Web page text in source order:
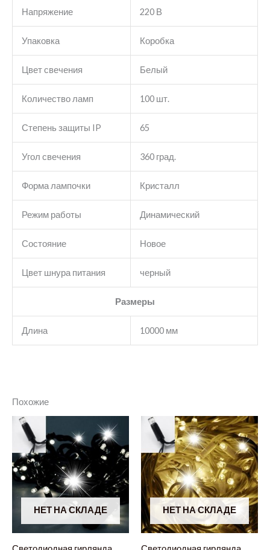
Напряжение 220 В
Упаковка Коробка
Цвет свечения Белый
Количество ламп 100 шт.
Степень защиты IP 65
Угол свечения 360 град.
Форма лампочки Кристалл
Режим работы Динамический
Состояние Новое
Цвет шнура питания черный
Размеры
Длина 10000 мм
Похожие
НЕТ НА СКЛАДЕ НЕТ НА СКЛАДЕ